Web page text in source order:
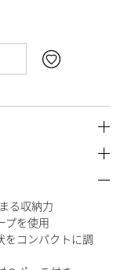
る収納力
プを使用
をコンパクトに調